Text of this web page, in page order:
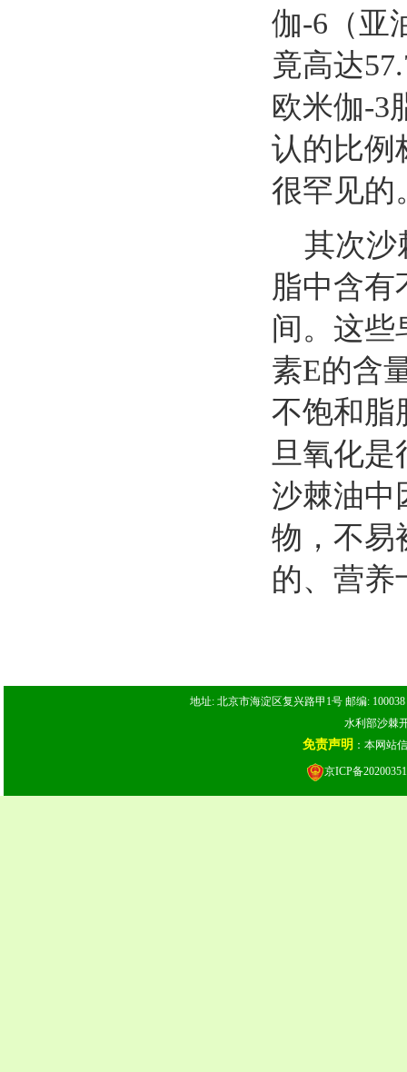
伽-6（亚
竟高达
欧米伽-3
认的比例
很罕见的
其次沙
脂中含有
间。这些
素E的含
不饱和脂
旦氧化是
沙棘油中
物，不易
的、营养
地址: 北京市海淀区复兴路甲1号 邮编:
水利部沙棘
免责声明 ：本网站
京ICP备